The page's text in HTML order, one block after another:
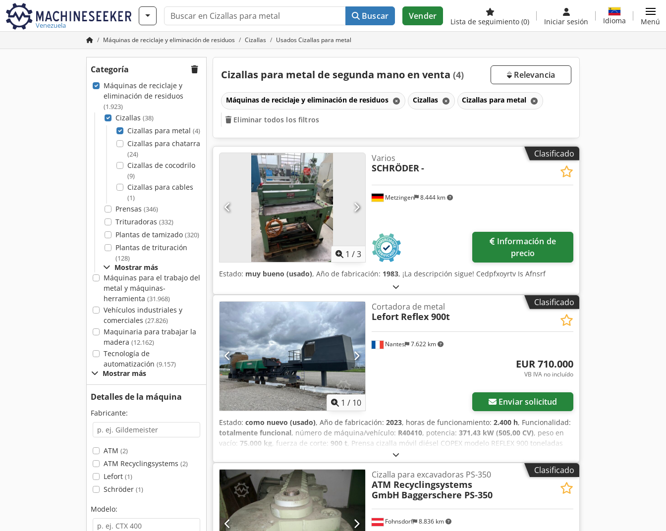
Venezuela
Buscar Vender
Lista de seguimiento (0) Iniciar sesión Idioma Menú
Máquinas de reciclaje y eliminación de residuos Cizallas Usados Cizallas para metal
Categoría
Máquinas de reciclaje y
eliminación de residuos
(1.923)
Cizallas (38)
Cizallas para metal (4)
Cizallas para chatarra
(24)
Cizallas de cocodrilo
(9)
Cizallas para cables
(1)
Prensas (346)
Trituradoras (332)
Plantas de tamizado (320)
Plantas de trituración
(128)
Mostrar más
Máquinas para el trabajo del
metal y máquinas-
herramienta (31.968)
Vehículos industriales y
comerciales (27.826)
Maquinaria para trabajar la
madera (12.162)
Tecnología de
automatización (9.157)
Mostrar más
Detalles de la máquina
Fabricante:
ATM (2)
ATM Recyclingsystems (2)
Lefort (1)
Schröder (1)
Modelo:
Cizallas para metal de segunda mano en venta (4) Relevancia
Máquinas de reciclaje y eliminación de residuos Cizallas Cizallas para metal
Eliminar todos los filtros
Clasificado
1 /3
Metzingen 8.444 km
Varios
SCHRÖDER -
precio
Estado: muy bueno (usado), Año de fabricación: 1983, ¡La descripción sigue! Cedpfxoyrtv Is Afnsrf
Clasificado
1 / 10
Nantes 7.622 km
Cortadora de metal
Lefort Reflex 900t
EUR 710.000
VB IVA no incluído
Enviar solicitud
Estado: como nuevo (usado), Año de fabricación: 2023, horas de funcionamiento: 2.400 h, Funcionalidad:
totalmente funcional, número de máquina/vehículo: R40410, potencia: 371,43 kW (505,00 CV), peso en
vacío: 75.000 kg, fuerza de corte: 900 t, Prensa cizalla móvil diésel COPEX modelo REFLEX 900 toneladas
(año 2023). Mantenimiento realizado por el fabricante. Rendimiento: 10 a 22 t/h según el tipo de chatarra
a cortar. Disponible de inmediato. Crodpfx Ajxg Ekfjfnof
Clasificado
Fohnsdorf 8.836 km
Cizalla para excavadoras PS-350
ATM Recyclingsystems
GmbH Baggerschere PS-350